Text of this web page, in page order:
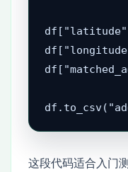
这段代码适合入门